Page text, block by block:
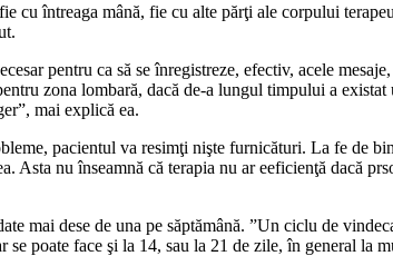
întreaga mână, fie cu alte părţi ale corpului
pentru ca să se înregistreze, efectiv, acele
zona lombară, dacă de-a lungul timpului a existat
mai explică ea.
pacientul va resimţi nişte furnicături. La fe de
Asta nu înseamnă că terapia nu ar eeficienţă dacă
mai dese de una pe săptămână. ”Un ciclu de
poate face şi la 14, sau la 21 de zile, în general la